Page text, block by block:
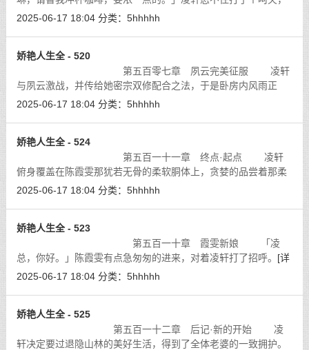
今天自己算是认真刻苦工作了。 [详细]
2025-06-17 18:04 分类： 5hhhhh
娇艳人生全 - 520
第五百零七章 夙云完美征服 凌轩
与夙云激战，并传给她密宗双修配合之法，于是卧房内风雨正
急，满室皆春。 [详细]
2025-06-17 18:04 分类： 5hhhhh
娇艳人生全 - 524
第五百一十一章 终点·起点 凌轩
俯身覆盖在陈霞雯那犹若无骨的柔软胴体上，贪婪的品尝着那柔
嫩的粉颈和丰硕的玉乳。
[详细]
2025-06-17 18:04 分类： 5hhhhh
娇艳人生全 - 523
第五百一十章 霞雯新娘 「凌
总，你好。」陈霞雯有点急匆匆的进来，对着凌轩打了招呼。 [详
细]
2025-06-17 18:04 分类： 5hhhhh
娇艳人生全 - 525
第五百一十二章 后记·新的开始 凌
轩决定要过退隐山林的美好生活，得到了全体老婆的一致拥护。